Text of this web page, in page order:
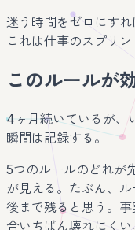
迷う時間をゼロにす
これは仕事のスプリ
このルールが
4ヶ月続いているが、
瞬間は記録する。
5つのルールのどれが
が見える。たぶん、
後まで残ると思う。
合いちばん壊れにくい